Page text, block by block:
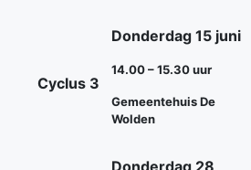
Cyclus 3
Donderdag 15 juni
14.00 – 15.30 uur
Gemeentehuis De
Wolden
Donderdag 28